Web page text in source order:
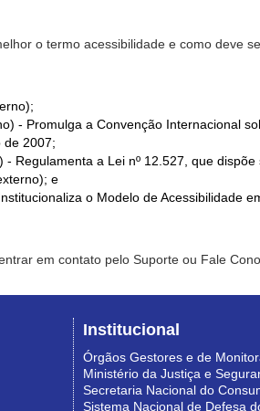
o termo acessibilidade e como deve
- Promulga a Convenção Internacional
de 2007;
- Regulamenta a Lei nº 12.527, que
e
o Modelo de Acessibilidade
em contato pelo Suporte ou Fale
Institucional
Órgãos Gestores e de
Ministério da Justiça e
Secretaria Nacional do
Sistema Nacional de Defesa